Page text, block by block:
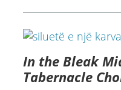
In the Bleak
Tabernacle